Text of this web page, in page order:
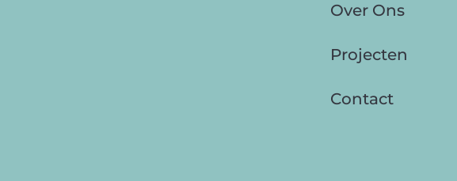
Over Ons
Projecten
Contact